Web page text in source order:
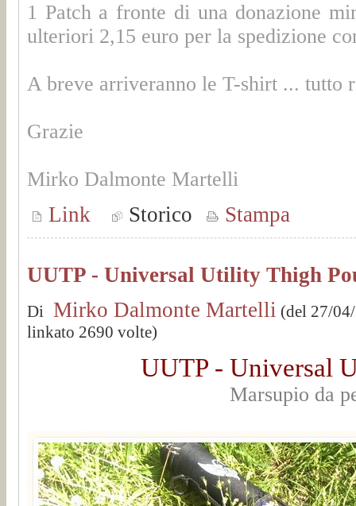
1 Patch a fronte di una donazione
ulteriori 2,15 euro per la spedizione
A breve arriveranno le T-shirt ... tutto
Grazie
Mirko Dalmonte Martelli
Link Storico Stampa
UUTP - Universal Utility Thigh
Di Mirko Dalmonte Martelli (del 27/
linkato 2690 volte)
UUTP - Universal
Marsupio da